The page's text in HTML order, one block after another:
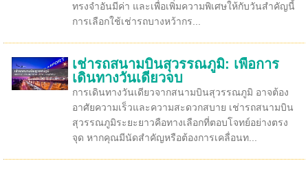
ทรงจำอันมีค่า และเพื่อเพิ่มความพิเศษให้กับวันสำคัญนี้
การเลือกใช้เช่ารถบางหว้ากร...
เช่ารถสนามบินสุวรรณภูมิ: เพื่อการ
เดินทางวันเดียวจบ
การเดินทางวันเดียวจากสนามบินสุวรรณภูมิ อาจต้อง
อาศัยความเร็วและความสะดวกสบาย เช่ารถสนามบิน
สุวรรณภูมิระยะยาวคือทางเลือกที่ตอบโจทย์อย่างตรง
จุด หากคุณมีนัดสำคัญหรือต้องการเคลื่อนท...